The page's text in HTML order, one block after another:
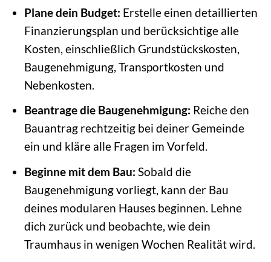
Plane dein Budget: Erstelle einen detaillierten
Finanzierungsplan und berücksichtige alle
Kosten, einschließlich Grundstückskosten,
Baugenehmigung, Transportkosten und
Nebenkosten.
Beantrage die Baugenehmigung: Reiche den
Bauantrag rechtzeitig bei deiner Gemeinde
ein und kläre alle Fragen im Vorfeld.
Beginne mit dem Bau: Sobald die
Baugenehmigung vorliegt, kann der Bau
deines modularen Hauses beginnen. Lehne
dich zurück und beobachte, wie dein
Traumhaus in wenigen Wochen Realität wird.